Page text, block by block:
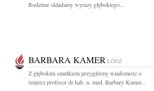
Rodzinie składamy wyrazy głębokiego...
BARBARA KAMER ŁÓDŹ
Z głębokim smutkiem przyjęliśmy wiadomość o
śmierci profesor dr hab. n. med. Barbary Kamer...